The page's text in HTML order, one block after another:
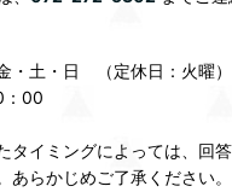
・土・日 （定休日：火曜）
：00
タイミングによっては、回
らかじめご了承ください。